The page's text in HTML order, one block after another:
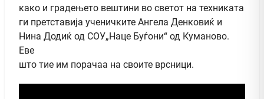
како и градењето вештини во светот на техниката
ги претставија ученичките Ангела Денковиќ и
Нина Додиќ од СОУ„Наце Буѓони“ од Куманово.
Еве
што тие им порачаа на своите врсници.